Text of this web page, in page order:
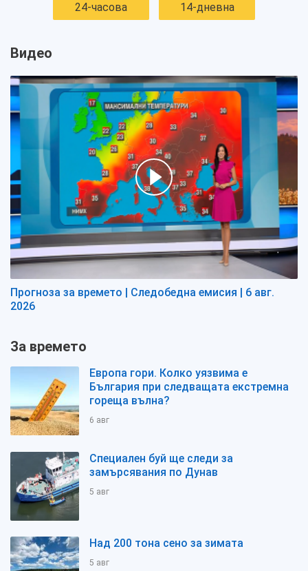
24-часова 14-дневна
Видео
Прогноза за времето | Следобедна емисия | 6 авг.
2026
За времето
Европа гори. Колко уязвима е
България при следващата екстремна
гореща вълна?
6 авг
Специален буй ще следи за
замърсявания по Дунав
5 авг
Над 200 тона сено за зимата
5 авг